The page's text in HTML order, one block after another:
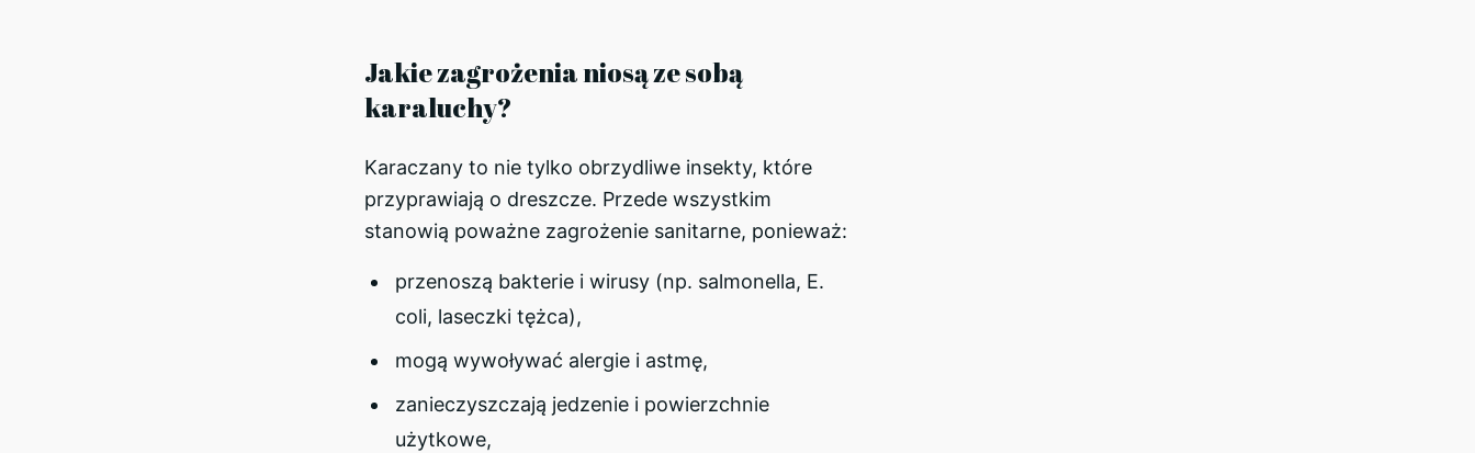
Jakie zagrożenia niosą ze sobą
karaluchy?
Karaczany to nie tylko obrzydliwe insekty, które
przyprawiają o dreszcze. Przede wszystkim
stanowią poważne zagrożenie sanitarne, ponieważ:
przenoszą bakterie i wirusy (np. salmonella, E.
coli, laseczki tężca),
mogą wywoływać alergie i astmę,
zanieczyszczają jedzenie i powierzchnie
użytkowe,